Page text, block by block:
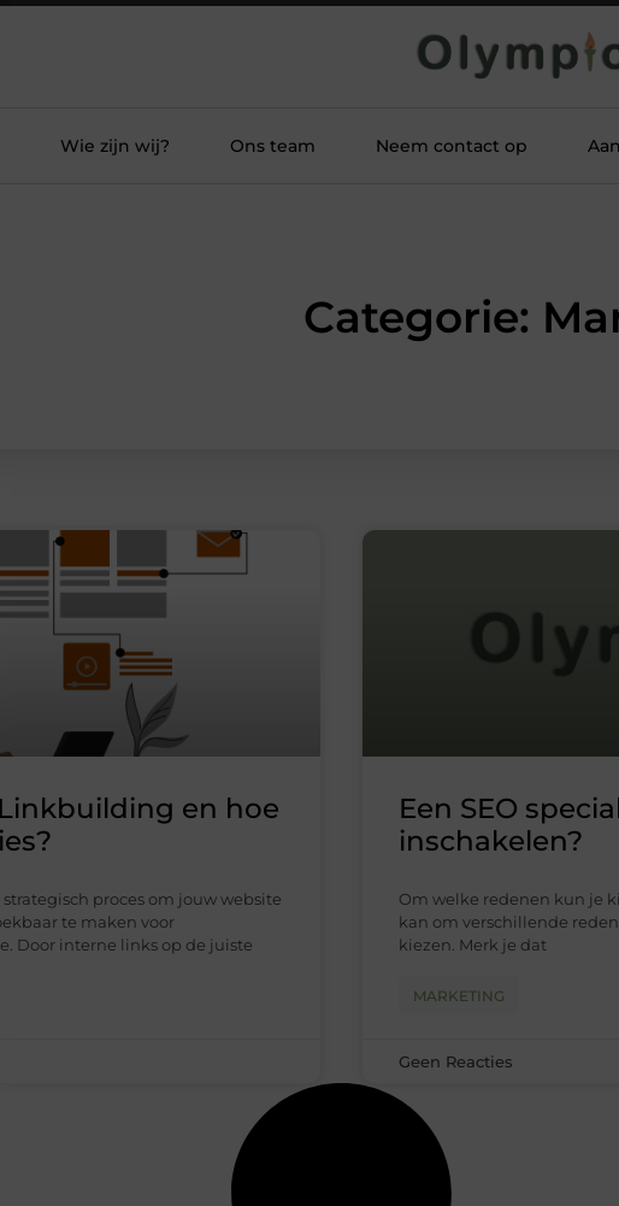
Wie zijn wij? Ons team Neem contact op
Categorie:
en hoe
proces om jouw website
te maken voor
Door interne links op de juiste
Een SEO
inschakelen?
Om welke redenen kun je
kan om verschillende
kiezen. Merk je dat
MARKETING
Geen Reacties